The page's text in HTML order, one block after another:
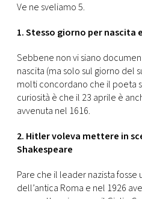
Ve ne sveliamo 5.
1. Stesso giorno per nascita
Sebbene non vi siano
nascita (ma solo sul giorno del
molti concordano che il poeta
curiosità è che il 23 aprile è
avvenuta nel 1616.
2. Hitler voleva mettere in
Shakespeare
Pare che il leader nazista
dell’antica Roma e nel 1926